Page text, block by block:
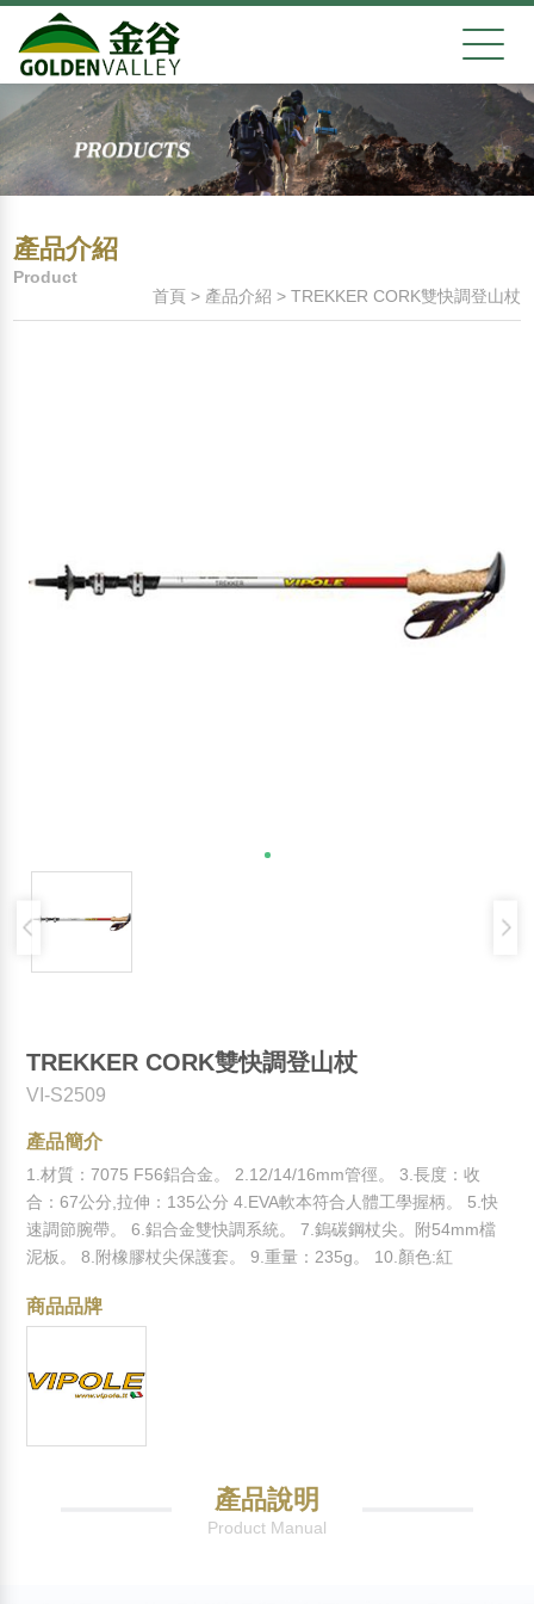
產品介紹
Product
首頁> 產品介紹 > TREKKER CORK雙快調登山杖
TREKKER CORK雙快調登山杖
VI-S2509
產品簡介
1.材質：7075 F56鋁合金。 2.12/14/16mm管徑。 3.長度：收
合：67公分,拉伸：135公分 4.EVA軟本符合人體工學握柄。 5.快
速調節腕帶。 6.鋁合金雙快調系統。 7.鎢碳鋼杖尖。附54mm檔
泥板。 8.附橡膠杖尖保護套。 9.重量：235g。 10.顏色:紅
商品品牌
產品說明
Product Manual